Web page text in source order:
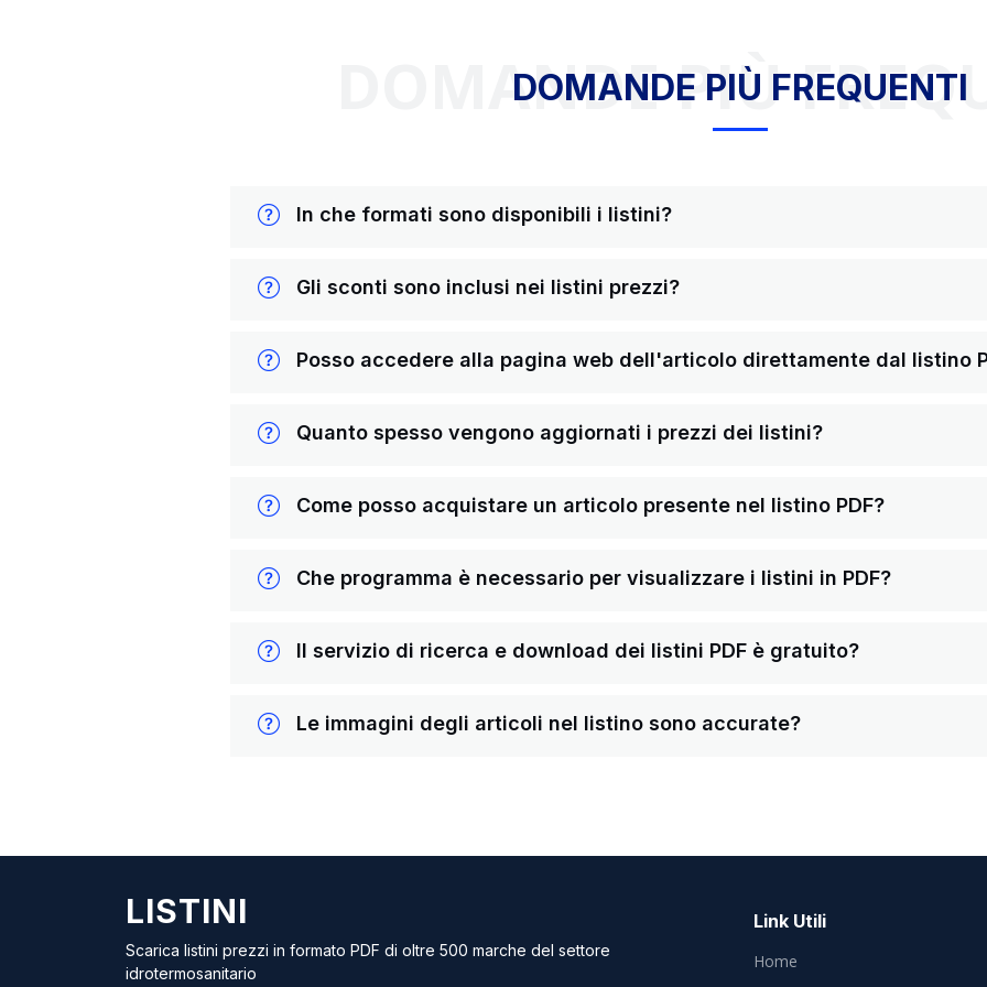
DOMANDE PIÙ
DOMANDE PIÙ FREQUENTI
In che formati sono disponibili i listini?
Gli sconti sono inclusi nei listini prezzi?
Posso accedere alla pagina web dell'articolo direttamente dal listino
Quanto spesso vengono aggiornati i prezzi dei listini?
Come posso acquistare un articolo presente nel listino PDF?
Che programma è necessario per visualizzare i listini in PDF?
Il servizio di ricerca e download dei listini PDF è gratuito?
Le immagini degli articoli nel listino sono accurate?
LISTINI
Scarica listini prezzi in formato PDF di oltre 500 marche del settore
idrotermosanitario
Link Utili
Home